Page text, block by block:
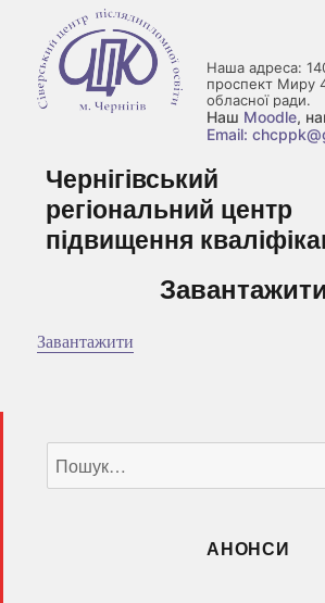
Наша адреса:
проспект Миру
обласної ради.
Наш Moodle,
Email:
Чернігівський
регіональний центр
підвищення
Завантажити
Завантажити
за
запитом:
АНОНСИ